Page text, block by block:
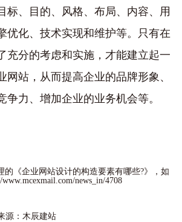
标、目的、风格、布局、内容、用
优化、技术实现和维护等。只有在
充分的考虑和实施，才能建立起一
网站，从而提高企业的品牌形象、
争力、增加企业的业务机会等。
的《企业网站设计的构造要素有哪些?》，如
news_in/4708
源：木辰建站